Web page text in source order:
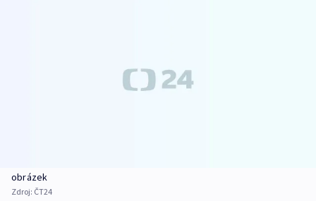
obrázek
Zdroj: ČT24